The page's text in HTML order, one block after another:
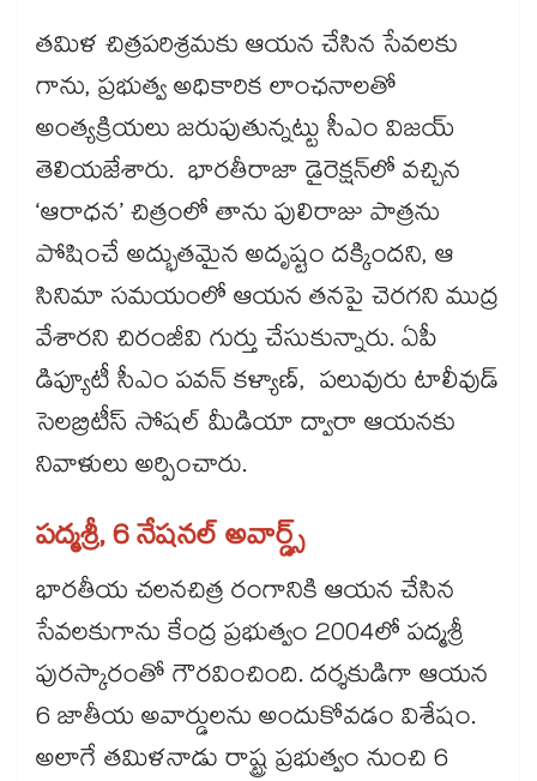
తమిళ చిత్రపరిశ్రమకు ఆయన చేసిన సేవలకు
గాను, ప్రభుత్వ అధికారిక లాంఛనాలతో
అంత్యక్రియలు జరుపుతున్నట్టు సీఎం విజయ్‌‌‌‌
తెలియజేశారు. భారతీరాజా డైరెక్షన్‌‌‌‌లో వచ్చిన
‘ఆరాధన’ చిత్రంలో తాను పులిరాజు పాత్రను
పోషించే అద్భుతమైన అదృష్టం దక్కిందని, ఆ
సినిమా సమయంలో ఆయన తనపై చెరగని ముద్ర
వేశారని చిరంజీవి గుర్తు చేసుకున్నారు. ఏపీ
డిప్యూటీ సీఎం పవన్ కళ్యాణ్‌‌‌‌, పలువురు టాలీవుడ్‌‌‌‌
సెలబ్రిటీస్‌‌‌‌ సోషల్ మీడియా ద్వారా ఆయనకు
నివాళులు అర్పించారు.
పద్మశ్రీ, 6 నేషనల్‌‌‌‌ అవార్డ్స్‌‌‌‌
భారతీయ చలనచిత్ర రంగానికి ఆయన చేసిన
సేవలకుగాను కేంద్ర ప్రభుత్వం 2004లో పద్మశ్రీ
పురస్కారంతో గౌరవించింది. దర్శకుడిగా ఆయన
6 జాతీయ అవార్డులను అందుకోవడం విశేషం.
అలాగే తమిళనాడు రాష్ట్ర ప్రభుత్వం నుంచి 6